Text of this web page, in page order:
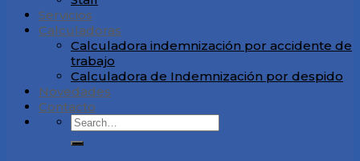
Servicios
Calculadoras
Calculadora indemnización por accidente de
trabajo
Calculadora de Indemnización por despido
Novedades
Contacto